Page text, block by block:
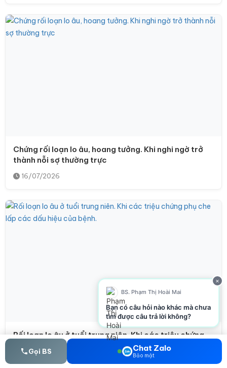
Chứng rối loạn lo âu, hoang tưởng. Khi nghi ngờ trở
thành nỗi sợ thường trực
16/07/2026
Rối loạn lo âu ở tuổi trung niên. Khi các triệu chứng
phụ che lấp các dấu hiệu của bệnh.
×
BS. Phạm Thị Hoài Mai
Bạn có câu hỏi nào khác mà chưa
tìm được câu trả lời không?
Gọi BS Chat Zalo
Bảo mật